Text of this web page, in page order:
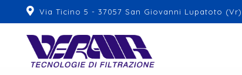
Via Ticino 5 - 37057 San Giovanni Lupatoto (Vr)